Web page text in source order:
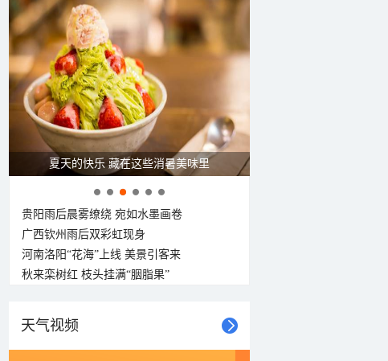
夏天的快乐 藏在这些消暑美味里
贵阳雨后晨雾缭绕 宛如水墨画卷
广西钦州雨后双彩虹现身
河南洛阳“花海”上线 美景引客来
秋来栾树红 枝头挂满“胭脂果”
天气视频